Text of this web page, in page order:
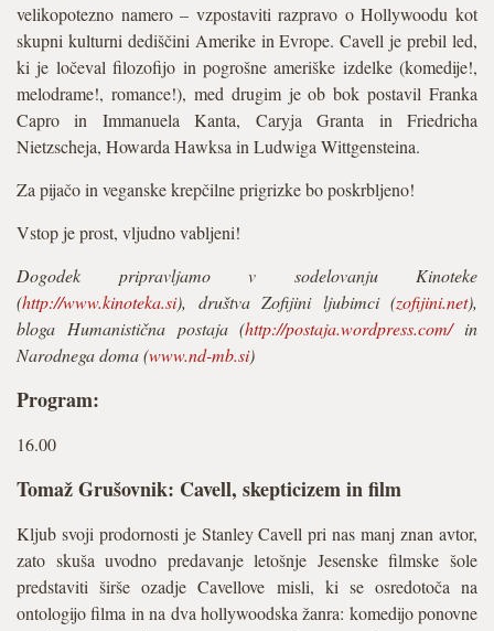
velikopotezno namero – vzpostaviti razpravo o Hollywoodu kot
skupni kulturni dediščini Amerike in Evrope. Cavell je prebil led,
ki je ločeval filozofijo in pogrošne ameriške izdelke (komedije!,
melodrame!, romance!), med drugim je ob bok postavil Franka
Capro in Immanuela Kanta, Caryja Granta in Friedricha
Nietzscheja, Howarda Hawksa in Ludwiga Wittgensteina.
Za pijačo in veganske krepčilne prigrizke bo poskrbljeno!
Vstop je prost, vljudno vabljeni!
Dogodek pripravljamo v sodelovanju Kinoteke
(http://www.kinoteka.si), društva Zofijini ljubimci (zofijini.net),
bloga Humanistična postaja (http://postaja.wordpress.com/in
Narodnega doma (www.nd-mb.si)
Program:
16.00
Tomaž Grušovnik: Cavell, skepticizem in film
Kljub svoji prodornosti je Stanley Cavell pri nas manj znan avtor,
zato skuša uvodno predavanje letošnje Jesenske filmske šole
predstaviti širše ozadje Cavellove misli, ki se osredotoča na
ontologijo filma in na dva hollywoodska žanra: komedijo ponovne